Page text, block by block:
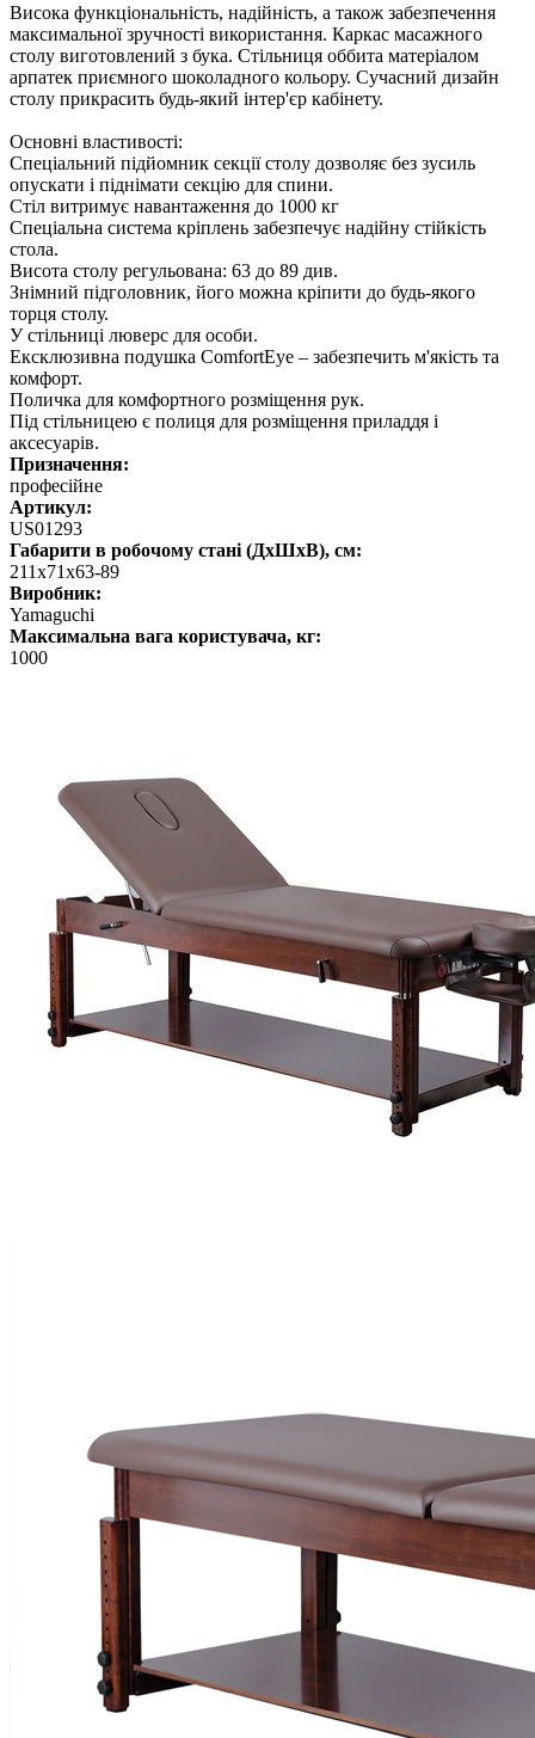
Висока функціональність, надійність, а також забезпечення
максимальної зручності використання. Каркас масажного
столу виготовлений з бука. Стільниця оббита матеріалом
арпатек приємного шоколадного кольору. Сучасний дизайн
столу прикрасить будь-який інтер'єр кабінету.
Основні властивості:
Спеціальний підйомник секції столу дозволяє без зусиль
опускати і піднімати секцію для спини.
Стіл витримує навантаження до 1000 кг
Спеціальна система кріплень забезпечує надійну стійкість
стола.
Висота столу регульована: 63 до 89 див.
Знімний підголовник, його можна кріпити до будь-якого
торця столу.
У стільниці люверс для особи.
Ексклюзивна подушка ComfortEye – забезпечить м'якість та
комфорт.
Поличка для комфортного розміщення рук.
Під стільницею є полиця для розміщення приладдя і
аксесуарів.
Призначення:
професійне
Артикул:
US01293
Габарити в робочому стані (ДхШхВ), см:
211x71x63-89
Виробник:
Yamaguchi
Максимальна вага користувача, кг:
1000